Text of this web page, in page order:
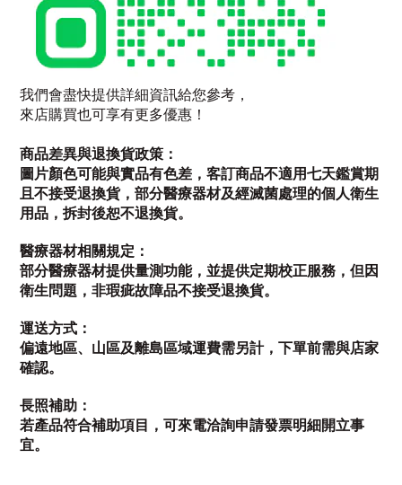
我們會盡快提供詳細資訊給您參考，
來店購買也可享有更多優惠！
商品差異與退換貨政策：
圖片顏色可能與實品有色差，客訂商品不適用七天鑑賞期
且不接受退換貨，部分醫療器材及經滅菌處理的個人衛生
用品，拆封後恕不退換貨。
醫療器材相關規定：
部分醫療器材提供量測功能，並提供定期校正服務，但因
衛生問題，非瑕疵故障品不接受退換貨。
運送方式：
偏遠地區、山區及離島區域運費需另計，下單前需與店家
確認。
長照補助：
若產品符合補助項目，可來電洽詢申請發票明細開立事
宜。